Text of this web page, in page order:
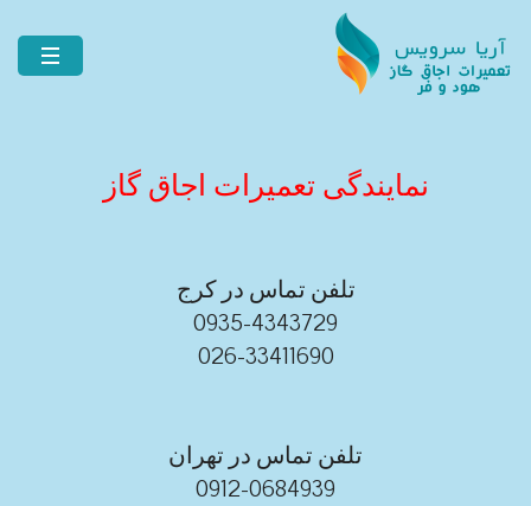
نمایندگی تعمیرات اجاق گاز
تلفن تماس در کرج
0935-4343729
026-33411690
تلفن تماس در تهران
0912-0684939